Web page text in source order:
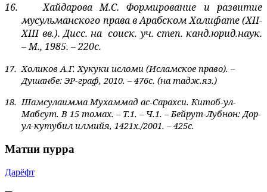
16. Хайдарова М.С.Формирование и развитие
мусульманского права в Арабском Халифате (XII-
XIIIвв.). Дисс. на соиск. уч. степ. канд.юрид.наук.
– М., 1985. – 220с.
17. Холиков А.Г. Хукуки исломи (Исламское право). –
Душанбе: ЭР-граф, 2010. – 476с. (на тадж.яз.)
18. Шамсулаимма Мухаммад ас-Сарахси. Китоб-ул-
Мабсут. В 15 томах. – Т.1. – Ч.1. – Бейрут-Лубнон: Дор-
ул-кутубил илмийя, 1421х./2001. – 425с.
Матни пурра
Дарёфт